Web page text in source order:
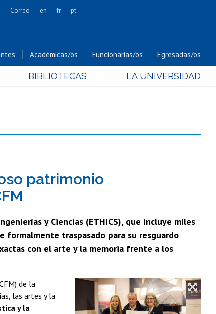
Cs. Forestales y Conservación
Cs. Sociales
Bachillerato
Correo en fr pt
Académicas/os Funcionarias/os Egresadas/os
BIBLIOTECAS LA UNIVERSIDAD
patrimonio
y Ciencias (ETHICS), que incluye miles
formalmente traspasado para su resguardo
con el arte y la memoria frente a los
de la
las artes y la
y la